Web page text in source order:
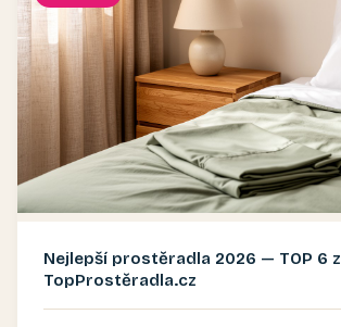
Nejlepší prostěradla 2026 — TOP 6 z
TopProstěradla.cz